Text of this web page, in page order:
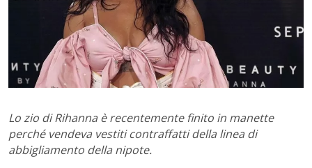
Lo zio di Rihanna è recentemente finito in manette
perché vendeva vestiti contraffatti della linea di
abbigliamento della nipote.